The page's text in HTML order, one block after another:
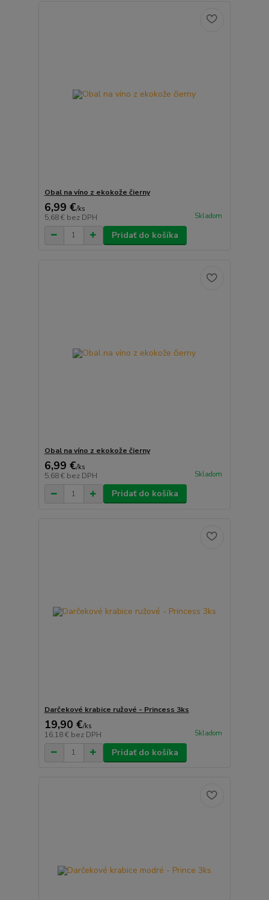
Obal na víno z ekokože čierny
6,99 €/ks
5,68 € bez DPH Skladom
Pridať do košíka
Obal na víno z ekokože čierny
6,99 €/ks
5,68 € bez DPH Skladom
Pridať do košíka
Darčekové krabice ružové - Princess 3ks
19,90 €/ks
16,18 € bez DPH Skladom
Pridať do košíka